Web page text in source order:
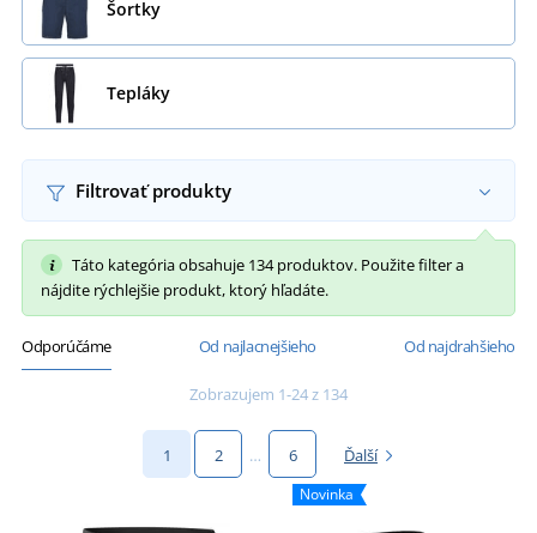
Šortky
Tepláky
Filtrovať produkty
Táto kategória obsahuje 134 produktov. Použite filter a
nájdite rýchlejšie produkt, ktorý hľadáte.
Odporúčáme Od najlacnejšieho Od najdrahšieho
Zobrazujem 1-24 z 134
1 2 … 6 Ďalší
Novinka